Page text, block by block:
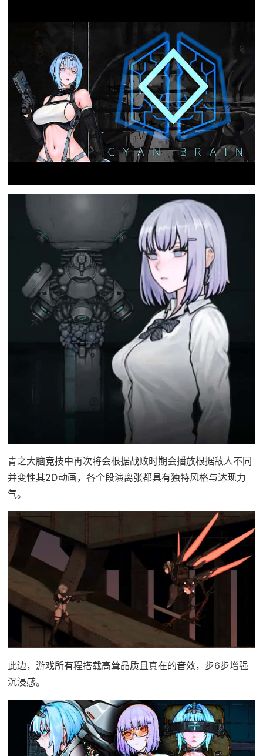
青之大脑竞技中再次将会根据战败时期会播放根据敌人不同
并变性其2D动画，各个段演离张都具有独特风格与达现力
气。
此边，游戏所有程搭载高耸品质且真在的音效，步6步增强
沉浸感。